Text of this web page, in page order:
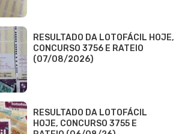
RESULTADO DA LOTOFÁCIL HOJE,
CONCURSO 3756 E RATEIO
(07/08/2026)
RESULTADO DA LOTOFÁCIL
HOJE, CONCURSO 3755 E